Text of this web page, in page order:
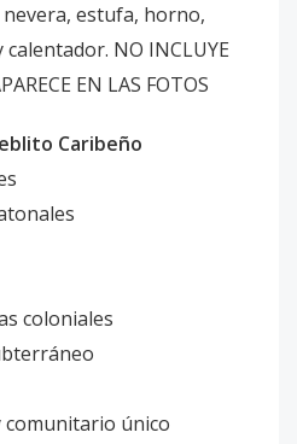
estufa, horno,
NO INCLUYE
EN LAS FOTOS
Caribeño
coloniales
único